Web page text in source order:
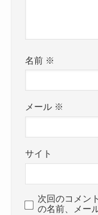
名前 ※
メール ※
サイト
次回のコメン
の名前、メー